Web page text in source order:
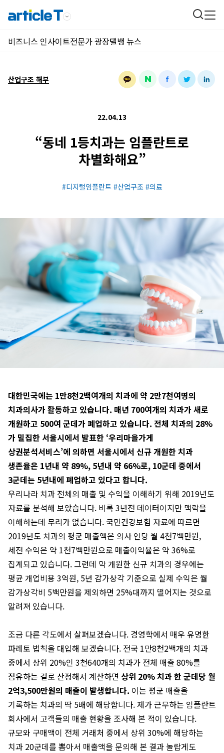
비즈니스 인사이트전문가 광장탤뱅 뉴스
산업구조 해부
22.04.13
“동네 1등치과는 임플란트로
차별화해요”
디지털임플란트 산업구조 의료
대한민국에는 1만8천2백여개의 치과에 약 2만7천여명의
치과의사가 활동하고 있습니다. 매년 700여개의 치과가 새로
개원하고 500여 군데가 폐업하고 있습니다. 전체 치과의 28%
가 밀집한 서울시에서 발표한 ‘우리마을가게
상권분석서비스’에 의하면 서울시에서 신규 개원한 치과
생존율은 1년내 약 89%, 5년내 약 66%로, 10군데 중에서
3군데는 5년내에 폐업하고 있다고 합니다.
우리나라 치과 전체의 매출 및 수익을 이해하기 위해 2019년도
자료를 분석해 보았습니다. 비록 3년전 데이터이지만 맥락을
이해하는데 무리가 없습니다. 국민건강보험 자료에 따르면
2019년도 치과의 평균 매출액은 의사 인당 월 4천7백만원,
세전 수익은 약 1천7백만원으로 매출이익율은 약 36%로
집계되고 있습니다. 그런데 막 개원한 신규 치과의 경우에는
평균 개업비용 3억원, 5년 감가상각 기준으로 실제 수익은 월
감가상각비 5백만원을 제외하면 25%대까지 떨어지는 것으로
알려져 있습니다.
조금 다른 각도에서 살펴보겠습니다. 경영학에서 매우 유명한
파레토 법칙을 대입해 보겠습니다. 전국 1만8천2백개의 치과
중에서 상위 20%인 3천640개의 치과가 전체 매출 80%를
점유하는 걸로 산정해서 계산하면 상위 20% 치과 한 군데당 월
2억3,500만원의 매출이 발생합니다. 이는 평균 매출을
기록하는 치과의 딱 5배에 해당합니다. 제가 근무하는 임플란트
회사에서 고객들의 매출 현황을 조사해 본 적이 있습니다.
규모와 구매액이 전체 거래처 중에서 상위 30%에 해당하는
치과 20군데를 뽑아서 매출액을 문의해 본 결과 놀랍게도